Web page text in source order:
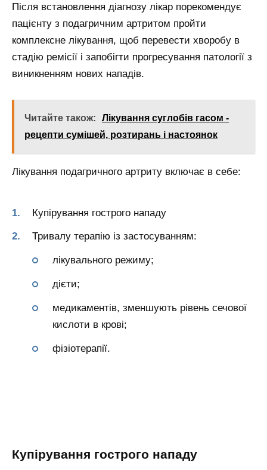
Після встановлення діагнозу лікар порекомендує
пацієнту з подагричним артритом пройти
комплексне лікування, щоб перевести хворобу в
стадію ремісії і запобігти прогресування патології з
виникненням нових нападів.
Читайте також:
Лікування суглобів гасом -
рецепти сумішей, розтирань і настоянок
Лікування подагричного артриту включає в себе:
Купірування гострого нападу
Тривалу терапію із застосуванням:
лікувального режиму;
дієти;
медикаментів, зменшують рівень сечової
кислоти в крові;
фізіотерапії.
Купірування гострого нападу